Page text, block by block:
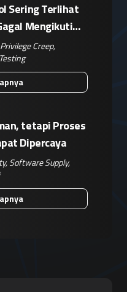
Sering Terlihat
Mengikuti
Privilege Creep,
tetapi Proses
Dipercaya
,Software Supply,